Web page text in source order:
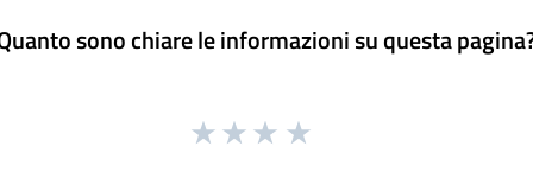
sono chiare le informazioni su questa